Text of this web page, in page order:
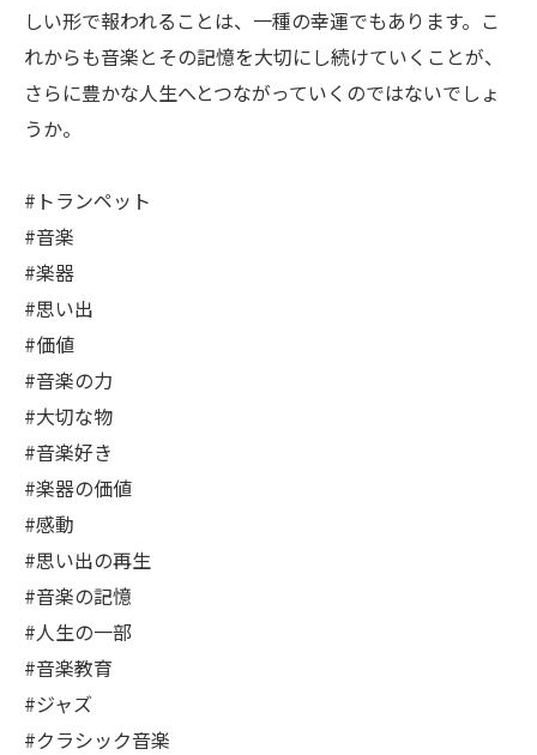
しい形で報われることは、一種の幸運でもあります。こ
れからも音楽とその記憶を大切にし続けていくことが、
さらに豊かな人生へとつながっていくのではないでしょ
うか。
#トランペット
#音楽
#楽器
#思い出
#価値
#音楽の力
#大切な物
#音楽好き
#楽器の価値
#感動
#思い出の再生
#音楽の記憶
#人生の一部
#音楽教育
#ジャズ
#クラシック音楽